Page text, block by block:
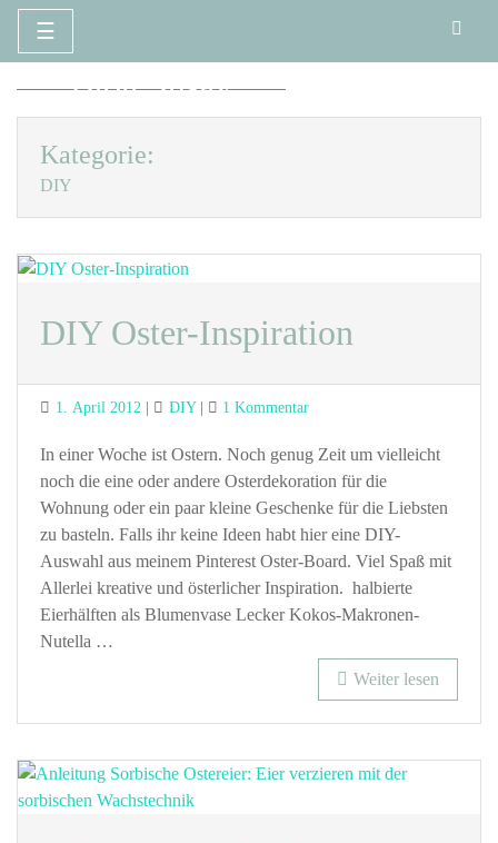
☰
Blog Susay
Kategorie:
DIY
DIY Oster-Inspiration
Posted
1. April 2012 Categories
DIY 1 Kommentarzu
Oster-
Inspiration
In einer Woche ist Ostern. Noch genug Zeit um vielleicht
noch die eine oder andere Osterdekoration für die
Wohnung oder ein paar kleine Geschenke für die Liebsten
zu basteln. Falls ihr keine Ideen habt hier eine DIY-
Auswahl aus meinem Pinterest Oster-Board. Viel Spaß mit
Allerlei kreative und österlicher Inspiration. halbierte
Eierhälften als Blumenvase Lecker Kokos-Makronen-
Nutella …
Weiter lesen